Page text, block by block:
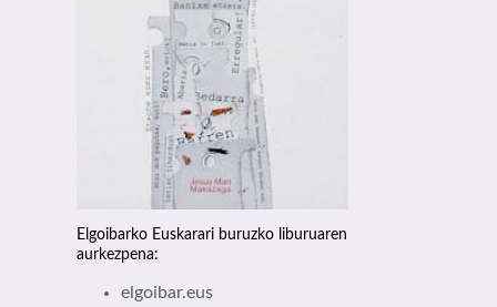
Elgoibarko Euskarari buruzko liburuaren
aurkezpena:
elgoibar.eus